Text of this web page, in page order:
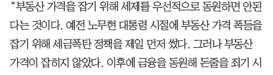
“부동산 가격을 잡기 위해 세제를 우선적으로 동원하면 안된
다는 것이다. 예전 노무현 대통령 시절에 부동산 가격 폭등을
잡기 위해 세금폭탄 정책을 제일 먼저 썼다. 그러나 부동산
가격이 잡히지 않았다. 이후에 금융을 동원해 돈줄을 죄기 시